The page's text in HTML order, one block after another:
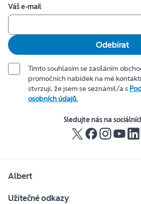
Váš e-mail
Odebírat
Tímto souhlasím se zasíláním
promočních nabídek na mé
stvrzuji, že jsem se seznámil/a s
osobních údajů.
Sledujte nás na
Albert
Užitečné odkazy